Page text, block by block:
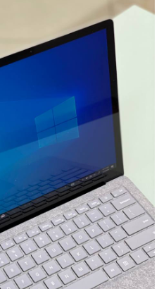
افزودن به علاقمندی ها
اشتراک گذاری محصول
افزودن به مقایسه